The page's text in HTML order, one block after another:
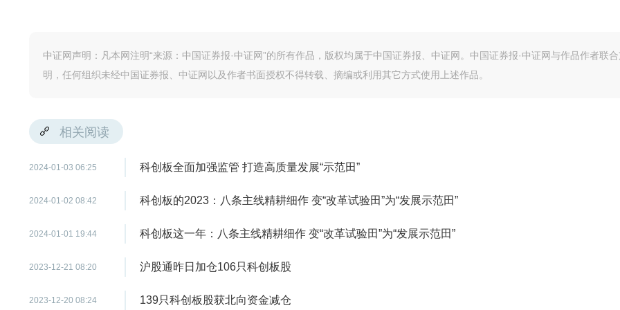
中证网声明：凡本网注明“来源：中国证券报·中证网”的所有作品，版权均属于中国证券报、中证网。中国证券报·中证网与作品作者联
明，任何组织未经中国证券报、中证网以及作者书面授权不得转载、摘编或利用其它方式使用上述作品。
相关阅读
2024-01-03 06:25 科创板全面加强监管 打造高质量发展“示范田”
2024-01-02 08:42 科创板的2023：八条主线精耕细作 变“改革试验田”为“发展示范田”
2024-01-01 19:44 科创板这一年：八条主线精耕细作 变“改革试验田”为“发展示范田”
2023-12-21 08:20 沪股通昨日加仓106只科创板股
2023-12-20 08:24 139只科创板股获北向资金减仓